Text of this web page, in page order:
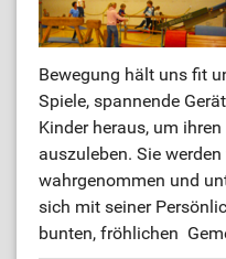
Bewegung hält uns fit
Spiele, spannende
Kinder heraus, um
auszuleben. Sie
wahrgenommen und
sich mit seiner
bunten, fröhlichen